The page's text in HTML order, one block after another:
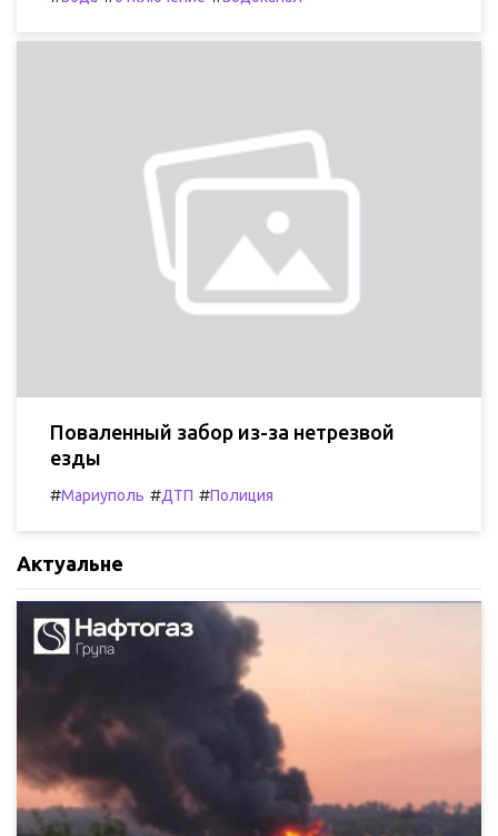
Поваленный забор из-за нетрезвой
езды
#Мариуполь #ДТП #Полиция
Актуальне